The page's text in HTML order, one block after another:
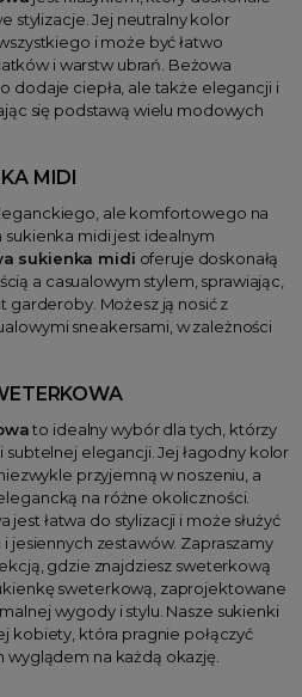
stylizacje. Jej neutralny kolor
i może być łatwo
i warstw ubrań. Beżowa
dodaje ciepła, ale także elegancji i
się podstawą wielu modowych
MIDI
ale komfortowego na
midi jest idealnym
sukienka midi oferuje doskonałą
a casualowym stylem, sprawiając,
garderoby. Możesz ją nosić z
sneakersami, w zależności
to idealny wybór dla tych, którzy
subtelnej elegancji. Jej łagodny kolor
przyjemną w noszeniu, a
na różne okoliczności.
łatwa do stylizacji i może służyć
jesiennych zestawów. Zapraszamy
gdzie znajdziesz sweterkową
sweterkową, zaprojektowane
wygody i stylu. Nasze sukienki
kobiety, która pragnie połączyć
na każdą okazję.